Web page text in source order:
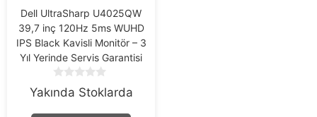
Dell UltraSharp U4025QW
39,7 inç 120Hz 5ms WUHD
IPS Black Kavisli Monitör – 3
Yıl Yerinde Servis Garantisi
o
Yakında Stoklarda